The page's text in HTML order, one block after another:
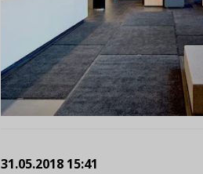
31.05.2018 15:41